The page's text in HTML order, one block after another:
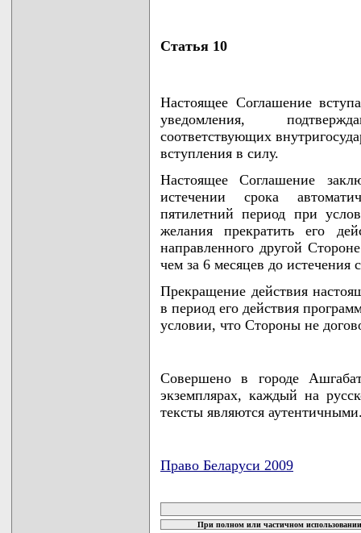
Статья 10
Настоящее Соглашение
уведомления,
соответствующих
вступления в силу.
Настоящее Соглашение
истечении срока
пятилетний период при
желания прекратить его
направленного другой
чем за 6 месяцев до истечения
Прекращение действия
в период его действия
условии, что Стороны не
Совершено в городе
экземплярах, каждый на
тексты являются
Право Беларуси 2009
При полном или частичном